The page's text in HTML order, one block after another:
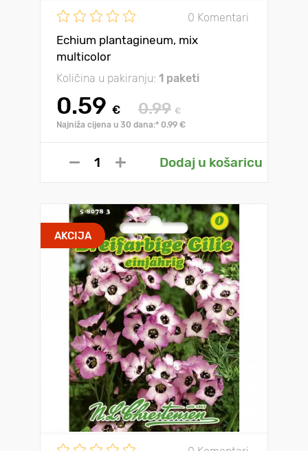
0 Komentari
Echium plantagineum, mix
multicolor
Količina u pakiranju: 1 paketi
0.59 € 0.99 €
Najniža cijena u 30 dana:* 0.99 €
Dodaj u košaricu
AKCIJA